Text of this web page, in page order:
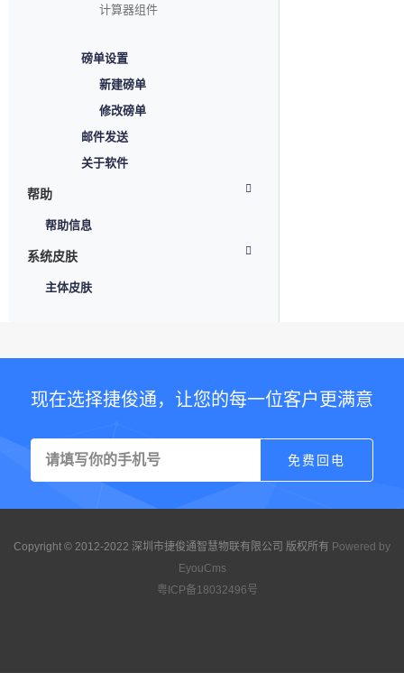
计算器组件
磅单设置
新建磅单
修改磅单
邮件发送
关于软件
帮助
帮助信息
系统皮肤
主体皮肤
现在选择捷俊通，让您的每一位客户更满意
Copyright © 2012-2022 深圳市捷俊通智慧物联有限公司 版权所有 Powered by
EyouCms
粤ICP备18032496号